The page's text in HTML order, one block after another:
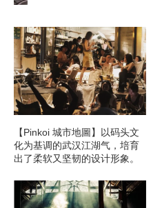
【Pinkoi 城市地圖】以码头文
化为基调的武汉江湖气，培育
出了柔软又坚韧的设计形象。